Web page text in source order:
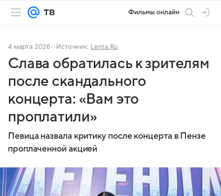
Фильмы онлайн
4 марта 2026 Источник: Lenta.Ru
Слава обратилась к зрителям
после скандального
концерта: «Вам это
проплатили»
Певица назвала критику после концерта в Пензе
проплаченной акцией